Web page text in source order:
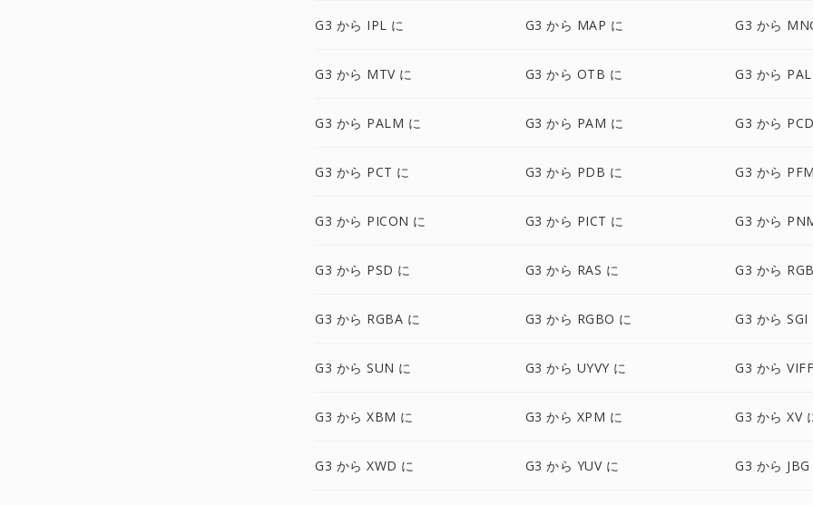
G3 から IPL に G3 から MAP に G3 から
G3 から MTV に G3 から OTB に G3 から
G3 から PALM に G3 から PAM に G3 から
G3 から PCT に G3 から PDB に G3 から
G3 から PICON に G3 から PICT に G3 から
G3 から PSD に G3 から RAS に G3 から
G3 から RGBA に G3 から RGBO に G3 から SGI
G3 から SUN に G3 から UYVY に G3 から
G3 から XBM に G3 から XPM に G3 から XV
G3 から XWD に G3 から YUV に G3 から JBG